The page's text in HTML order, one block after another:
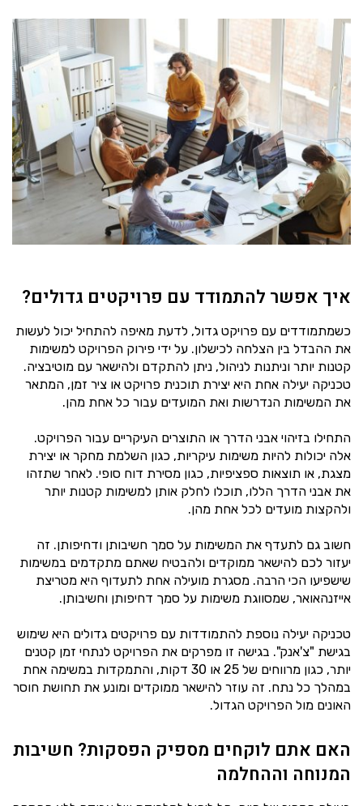
איך אפשר להתמודד עם פרויקטים גדולים?
כשמתמודדים עם פרויקט גדול, לדעת מאיפה להתחיל יכול לעשות
את ההבדל בין הצלחה לכישלון. על ידי פירוק הפרויקט למשימות
קטנות יותר וניתנות לניהול, ניתן להתקדם ולהישאר עם מוטיבציה.
טכניקה יעילה אחת היא יצירת תוכנית פרויקט או ציר זמן, המתאר
את המשימות הנדרשות ואת המועדים עבור כל אחת מהן.
התחילו בזיהוי אבני הדרך או התוצרים העיקריים עבור הפרויקט.
אלה יכולות להיות משימות עיקריות, כגון השלמת מחקר או יצירת
מצגת, או תוצאות ספציפיות, כגון מסירת דוח סופי. לאחר שתזהו
את אבני הדרך הללו, תוכלו לחלק אותן למשימות קטנות יותר
ולהקצות מועדים לכל אחת מהן.
חשוב גם לתעדף את המשימות על סמך חשיבותן ודחיפותן. זה
יעזור לכם להישאר ממוקדים ולהבטיח שאתם מתקדמים במשימות
שישפיעו הכי הרבה. מסגרת מועילה אחת לתעדוף היא מטריצת
אייזנהאואר, שמסווגת משימות על סמך דחיפותן וחשיבותן.
טכניקה יעילה נוספת להתמודדות עם פרויקטים גדולים היא שימוש
בגישת "צ'אנק". בגישה זו מפרקים את הפרויקט לנתחי זמן קטנים
יותר, כגון מרווחים של 25 או 30 דקות, והתמקדות במשימה אחת
במהלך כל נתח. זה עוזר להישאר ממוקדים ומונע את תחושת חוסר
האונים מול הפרויקט הגדול.
האם אתם לוקחים מספיק הפסקות? חשיבות
המנוחה וההחלמה